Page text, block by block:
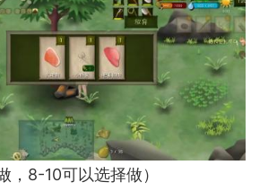
，8-10可以选择做）